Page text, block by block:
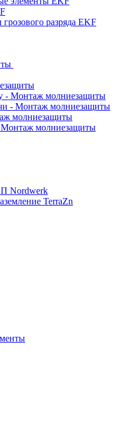
разряда EKF
- Монтаж молниезащиты
- Монтаж молниезащиты
молниезащиты
молниезащиты
Nordwerk
TerraZn